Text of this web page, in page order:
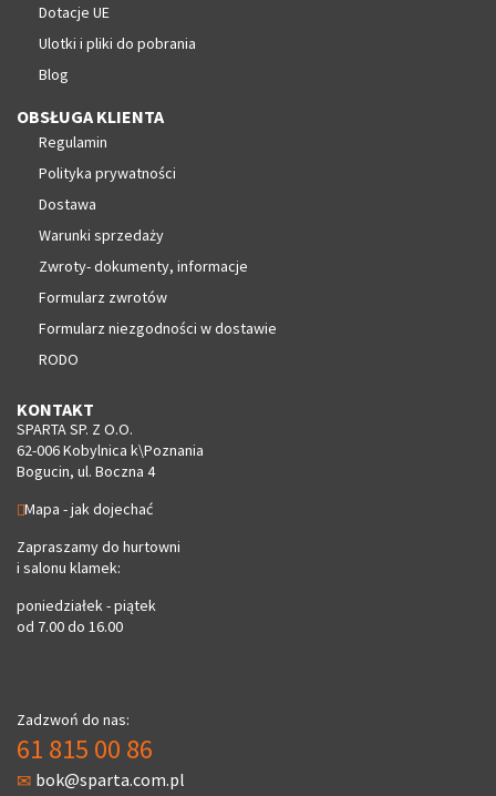
Dotacje UE
Ulotki i pliki do pobrania
Blog
OBSŁUGA KLIENTA
Regulamin
Polityka prywatności
Dostawa
Warunki sprzedaży
Zwroty- dokumenty, informacje
Formularz zwrotów
Formularz niezgodności w dostawie
RODO
KONTAKT
SPARTA SP. Z O.O.
62-006 Kobylnica k\Poznania
Bogucin, ul. Boczna 4
Mapa - jak dojechać
Zapraszamy do hurtowni
i salonu klamek:
poniedziałek - piątek
od 7.00 do 16.00
Zadzwoń do nas:
61 815 00 86
bok@sparta.com.pl